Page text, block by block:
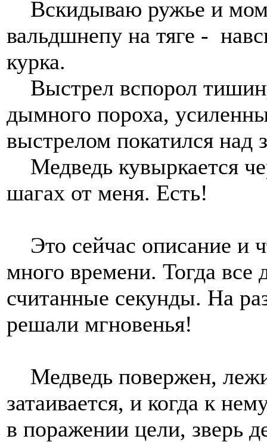
Вскидываю ружье и
вальдшнепу на тяге -
курка.
Выстрел вспорол
дымного пороха,
выстрелом покатился
Медведь кувыркается
шагах от меня. Есть!
Это сейчас описание и
много времени. Тогда все
считанные секунды. На
решали мгновенья!
Медведь повержен,
затаивается, и когда к
в поражении цели, зверь